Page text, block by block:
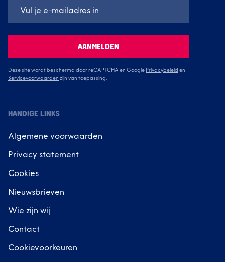
AANMELDEN
Deze site wordt beschermd door reCAPTCHA en Google Privacybeleid en
Servicevoorwaarden zijn van toepassing.
HANDIGE LINKS
Algemene voorwaarden
Privacy statement
Cookies
Nieuwsbrieven
Wie zijn wij
Contact
Cookievoorkeuren